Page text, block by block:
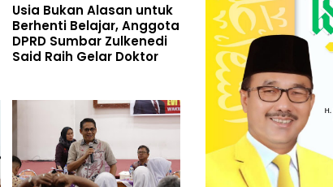
Usia Bukan Alasan untuk
Berhenti Belajar, Anggota
DPRD Sumbar Zulkenedi
Said Raih Gelar Doktor